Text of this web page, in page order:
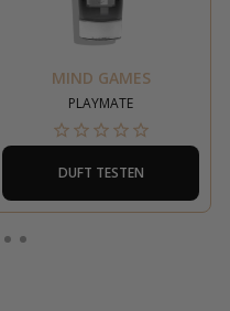
MIND GAMES
PLAYMATE
DUFT TESTEN